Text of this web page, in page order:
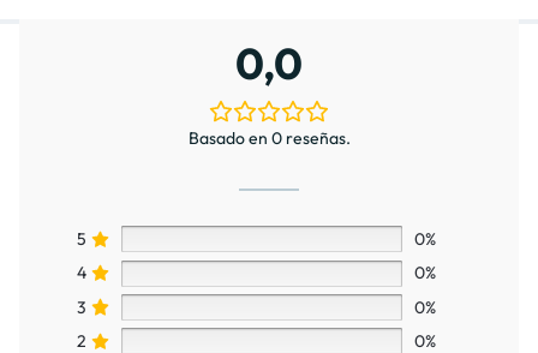
0,0
Basado en 0 reseñas.
5
0%
4
0%
3
0%
2
0%